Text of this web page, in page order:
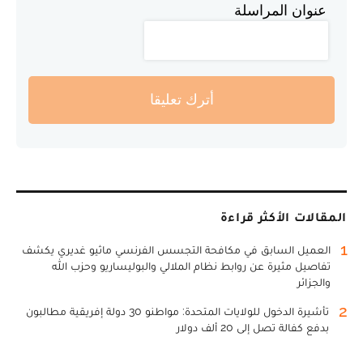
عنوان المراسلة
أترك تعليقا
المقالات الأكثر قراءة
1
العميل السابق في مكافحة التجسس الفرنسي ماثيو غديري يكشف
تفاصيل مثيرة عن روابط نظام الملالي والبوليساريو وحزب الله
والجزائر
2
تأشيرة الدخول للولايات المتحدة: مواطنو 30 دولة إفريقية مطالبون
بدفع كفالة تصل إلى 20 ألف دولار